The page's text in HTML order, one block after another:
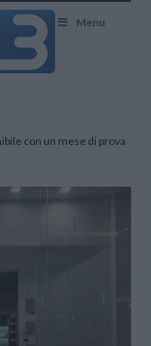
Menu
con un mese di prova